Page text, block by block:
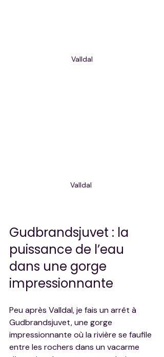
Valldal
Valldal
Gudbrandsjuvet : la
puissance de l’eau
dans une gorge
impressionnante
Peu après Valldal, je fais un arrêt à
Gudbrandsjuvet, une gorge
impressionnante où la rivière se faufile
entre les rochers dans un vacarme